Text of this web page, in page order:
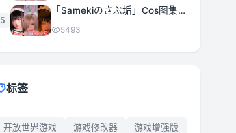
5
「Samekiのさぶ垢」Cos图集全部作品作品合集[持续更新] 甜美与性感的完美融合
5493
标签
开放世界游戏 游戏修改器
游戏增强版